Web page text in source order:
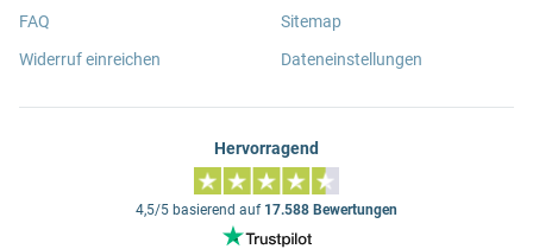
FAQ
Widerruf einreichen
Sitemap
Dateneinstellungen
Hervorragend
4,5/5 basierend auf 17.588 Bewertungen